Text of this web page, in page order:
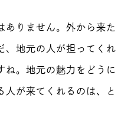
ありません。外から来た
、地元の人が担ってくれ
ね。地元の魅力をどうに
人が来てくれるのは、と